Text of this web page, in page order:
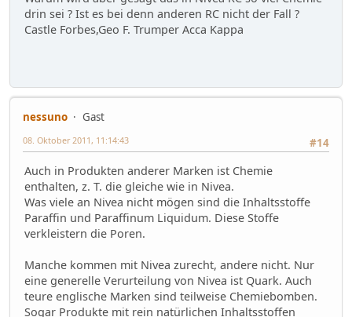
drin sei ? Ist es bei denn anderen RC nicht der Fall ?
Castle Forbes,Geo F. Trumper Acca Kappa
nessuno
Gast
#14
08. Oktober 2011, 11:14:43
Auch in Produkten anderer Marken ist Chemie
enthalten, z. T. die gleiche wie in Nivea.
Was viele an Nivea nicht mögen sind die Inhaltsstoffe
Paraffin und Paraffinum Liquidum. Diese Stoffe
verkleistern die Poren.
Manche kommen mit Nivea zurecht, andere nicht. Nur
eine generelle Verurteilung von Nivea ist Quark. Auch
teure englische Marken sind teilweise Chemiebomben.
Sogar Produkte mit rein natürlichen Inhaltsstoffen